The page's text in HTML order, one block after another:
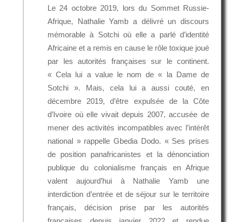
Le 24 octobre 2019, lors du Sommet Russie-
Afrique, Nathalie Yamb a délivré un discours
mémorable à Sotchi où elle a parlé d’identité
Africaine et a remis en cause le rôle toxique joué
par les autorités françaises sur le continent.
« Cela lui a value le nom de « la Dame de
Sotchi ». Mais, cela lui a aussi couté, en
décembre 2019, d’être expulsée de la Côte
d’Ivoire où elle vivait depuis 2007, accusée de
mener des activités incompatibles avec l’intérêt
national » rappelle Gbedia Dodo. « Ses prises
de position panafricanistes et la dénonciation
publique du colonialisme français en Afrique
valent aujourd’hui à Nathalie Yamb une
interdiction d’entrée et de séjour sur le territoire
français, décision prise par les autorités